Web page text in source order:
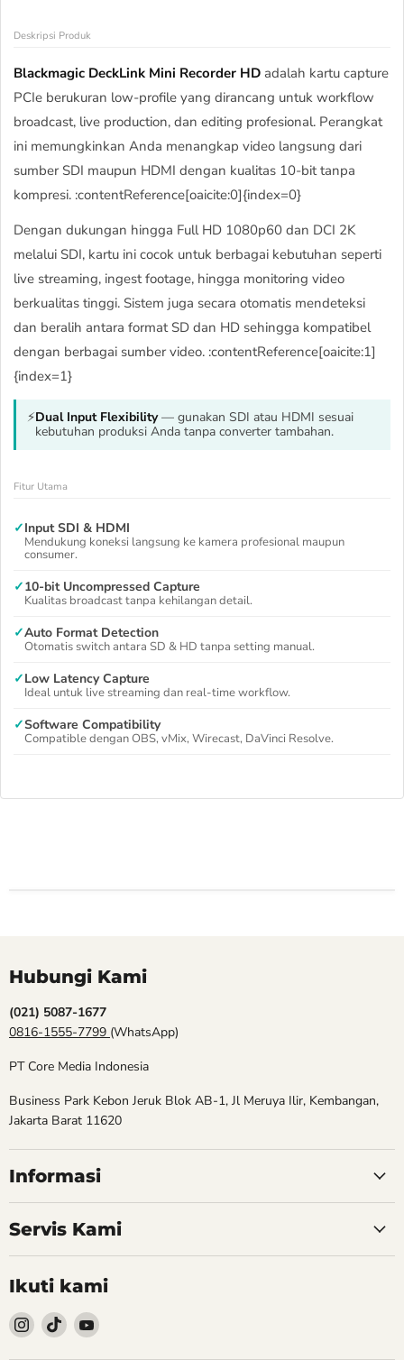
Deskripsi Produk
Blackmagic DeckLink Mini Recorder HD adalah kartu capture
PCIe berukuran low-profile yang dirancang untuk workflow
broadcast, live production, dan editing profesional. Perangkat
ini memungkinkan Anda menangkap video langsung dari
sumber SDI maupun HDMI dengan kualitas 10-bit tanpa
kompresi. :contentReference[oaicite:0]{index=0}
Dengan dukungan hingga Full HD 1080p60 dan DCI 2K
melalui SDI, kartu ini cocok untuk berbagai kebutuhan seperti
live streaming, ingest footage, hingga monitoring video
berkualitas tinggi. Sistem juga secara otomatis mendeteksi
dan beralih antara format SD dan HD sehingga kompatibel
dengan berbagai sumber video. :contentReference[oaicite:1]
{index=1}
⚡Dual Input Flexibility— gunakan SDI atau HDMI sesuai
kebutuhan produksi Anda tanpa converter tambahan.
Fitur Utama
✓Input SDI & HDMI
Mendukung koneksi langsung ke kamera profesional maupun
consumer.
✓10-bit Uncompressed Capture
Kualitas broadcast tanpa kehilangan detail.
✓Auto Format Detection
Otomatis switch antara SD & HD tanpa setting manual.
✓Low Latency Capture
Ideal untuk live streaming dan real-time workflow.
✓Software Compatibility
Compatible dengan OBS, vMix, Wirecast, DaVinci Resolve.
Hubungi Kami
(021) 5087-1677
0816-1555-7799 (WhatsApp)
PT Core Media Indonesia
Business Park Kebon Jeruk Blok AB-1, Jl Meruya Ilir, Kembangan,
Jakarta Barat 11620
Informasi
Servis Kami
Ikuti kami
Follow
kami
Follow
kami
Follow